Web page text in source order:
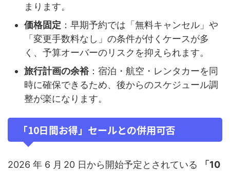
まります。
価格固定 ：早期予約では「無料キャンセル」や
「変更手数料なし」の条件が付くケースが多
く、予算オーバーのリスクを抑えられます。
旅行計画の余裕：宿泊・航空・レンタカーを同
時に確保できるため、後からのスケジュール調
整が楽になります。
「10日間お得」セールとの併用可否
2026 年 6 月 20 日から開始予定とされている
「10